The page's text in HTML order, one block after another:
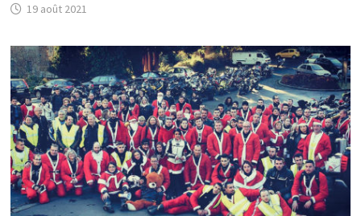
19 août 2021